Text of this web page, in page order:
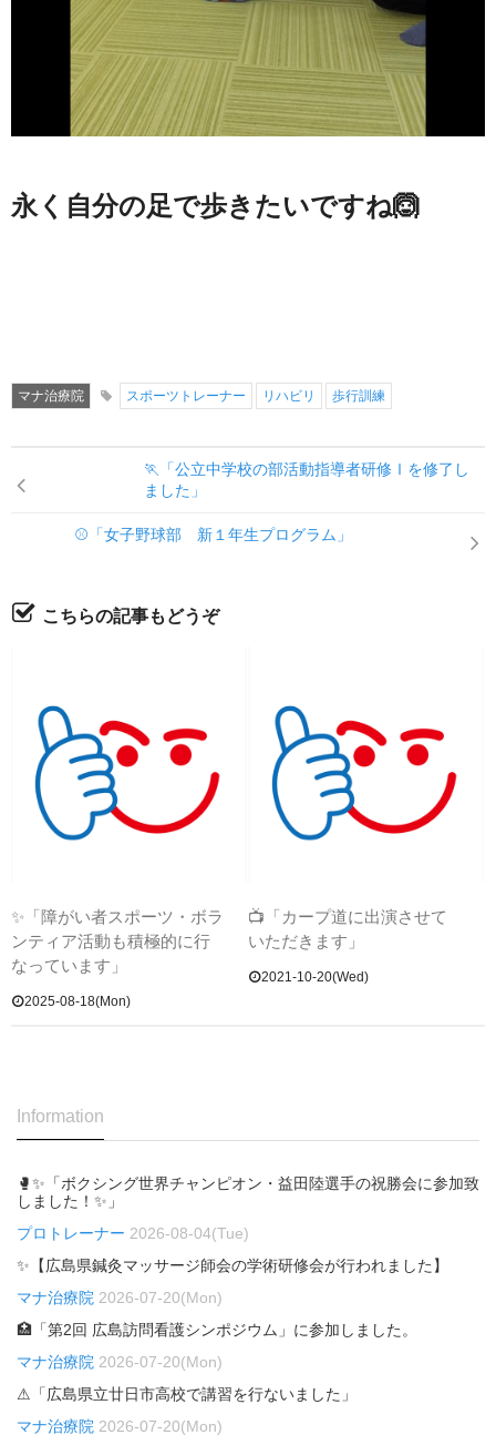
永く自分の足で歩きたいですね🙆
マナ治療院 スポーツトレーナー リハビリ 歩行訓練
🏃「公立中学校の部活動指導者研修Ⅰを修了し
ました」
⚾「女子野球部 新１年生プログラム」
こちらの記事もどうぞ
✨「障がい者スポーツ・ボラ
ンティア活動も積極的に行
なっています」
2025-08-18(Mon)
📺「カープ道に出演させて
いただきます」
2021-10-20(Wed)
Information
🥊✨「ボクシング世界チャンピオン・益田陸選手の祝勝会に参加致
しました！✨」
プロトレーナー 2026-08-04(Tue)
✨【広島県鍼灸マッサージ師会の学術研修会が行われました】
マナ治療院 2026-07-20(Mon)
🏥「第2回 広島訪問看護シンポジウム」に参加しました。
マナ治療院 2026-07-20(Mon)
⚠「広島県立廿日市高校で講習を行ないました」
マナ治療院 2026-07-20(Mon)